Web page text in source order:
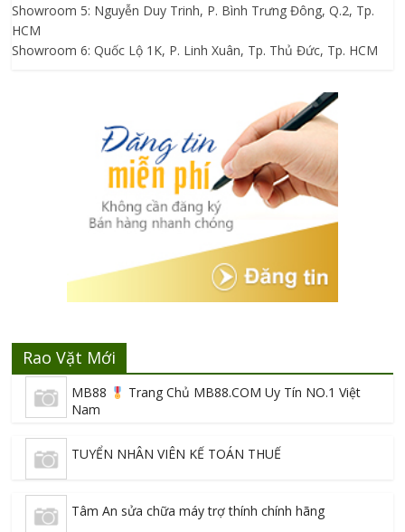
Showroom 5: Nguyễn Duy Trinh, P. Bình Trưng Đông, Q.2, Tp.
HCM
Showroom 6: Quốc Lộ 1K, P. Linh Xuân, Tp. Thủ Đức, Tp. HCM
Rao Vặt Mới
MB88
Trang Chủ MB88.COM Uy Tín NO.1 Việt
Nam
TUYỂN NHÂN VIÊN KẾ TOÁN THUẾ
Tâm An sửa chữa máy trợ thính chính hãng